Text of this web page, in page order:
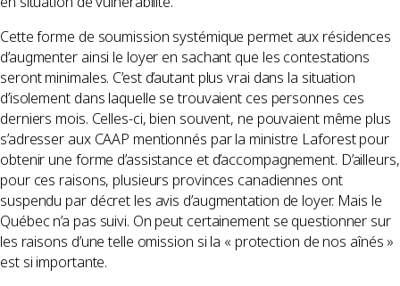
Cette forme de soumission systémique permet aux résidences
d’augmenter ainsi le loyer en sachant que les contestations
seront minimales. C’est d’autant plus vrai dans la situation
d’isolement dans laquelle se trouvaient ces personnes ces
derniers mois. Celles-ci, bien souvent, ne pouvaient même plus
s’adresser aux CAAP mentionnés par la ministre Laforest pour
obtenir une forme d’assistance et d’accompagnement. D’ailleurs,
pour ces raisons, plusieurs provinces canadiennes ont
suspendu par décret les avis d’augmentation de loyer. Mais le
Québec n’a pas suivi. On peut certainement se questionner sur
les raisons d’une telle omission si la « protection de nos aînés »
est si importante.